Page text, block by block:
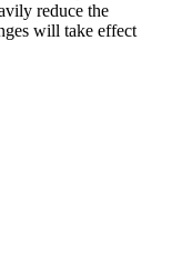
reduce the
will take effect